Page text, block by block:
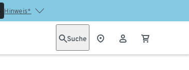
Hinweis*
Suche